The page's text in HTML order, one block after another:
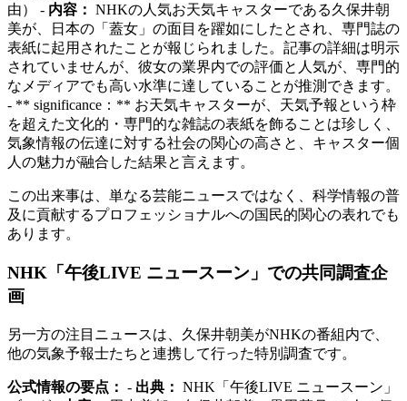
由） - 内容： NHKの人気お天気キャスターである久保井朝
美が、日本の「蓋女」の面目を躍如にしたとされ、専門誌の
表紙に起用されたことが報じられました。記事の詳細は明示
されていませんが、彼女の業界内での評価と人気が、専門的
なメディアでも高い水準に達していることが推測できます。
- ** significance：** お天気キャスターが、天気予報という枠
を超えた文化的・専門的な雑誌の表紙を飾ることは珍しく、
気象情報の伝達に対する社会の関心の高さと、キャスター個
人の魅力が融合した結果と言えます。
この出来事は、単なる芸能ニュースではなく、科学情報の普
及に貢献するプロフェッショナルへの国民的関心の表れでも
あります。
NHK「午後LIVE ニュースーン」での共同調査企
画
另一方の注目ニュースは、久保井朝美がNHKの番組内で、
他の気象予報士たちと連携して行った特別調査です。
公式情報の要点： - 出典： NHK「午後LIVE ニュースーン」